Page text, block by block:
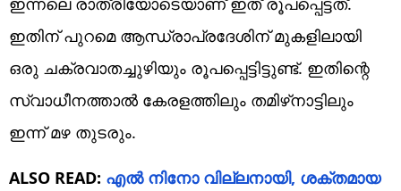
ഇതിന് പുറമെ ആന്ധ്രാപ്രദേശിന് മുകളിലായി
ഒരു ചക്രവാതച്ചുഴിയും രൂപപ്പെട്ടിട്ടുണ്ട്. ഇതിന്റെ
സ്വാധീനത്താൽ കേരളത്തിലും തമിഴ്‌നാട്ടിലും
ഇന്ന് മഴ തുടരും.
ALSO READ: എൽ നിനോ വില്ലനായി, ശക്തമായ